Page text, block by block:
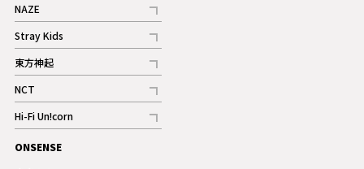
NAZE
記事
Stray Kids
記事
東方神起
記事
NCT
記事
Hi-Fi Un!corn
記事
ギャラリー
ONSENSE